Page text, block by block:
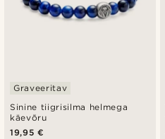
Sinine tiigrisilma helmega
käevõru
Graveeritav
19,95 €